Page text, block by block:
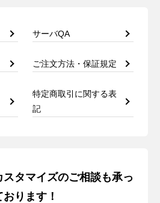
サーバQA
ご注文方法・保証規定
特定商取引に関する表
記
タマイズのご相談も承っ
おります！